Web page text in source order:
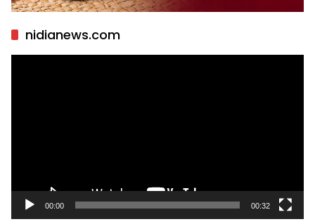
nidianews.com
00:00 00:32